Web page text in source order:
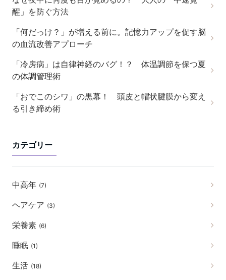
醒」を防ぐ方法
「何だっけ？」が増える前に。記憶力アップを促す脳
の血流改善アプローチ
「冷房病」は自律神経のバグ！？ 体温調節を保つ夏
の体調管理術
「おでこのシワ」の黒幕！ 頭皮と帽状腱膜から変え
る引き締め術
カテゴリー
中高年 (7)
ヘアケア (3)
栄養素 (6)
睡眠 (1)
生活 (18)